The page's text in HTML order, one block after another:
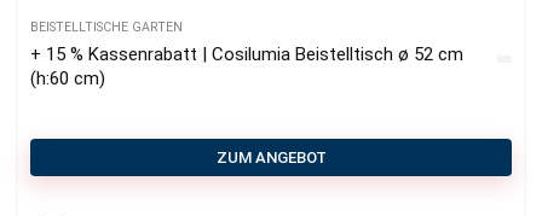
BEISTELLTISCHE GARTEN
+ 15 % Kassenrabatt | Cosilumia Beistelltisch ø 52 cm
(h:60 cm)
ZUM ANGEBOT